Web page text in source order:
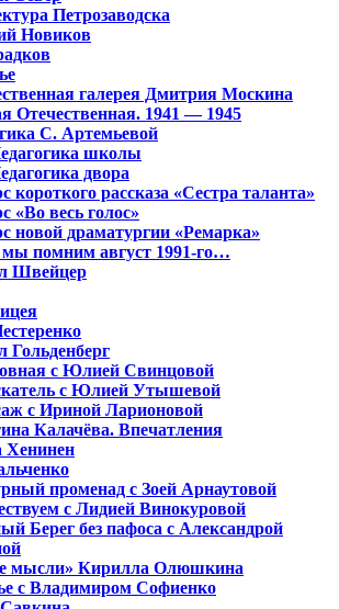
Петрозаводска
Новиков
галерея Дмитрия Москина
Отечественная. 1941 — 1945
С. Артемьевой
школы
двора
короткого рассказа «Сестра таланта»
«Во весь голос»
новой драматургии «Ремарка»
помним август 1991-го…
Швейцер
Гольденберг
с Юлией Свинцовой
с Юлией Утышевой
с Ириной Ларионовой
Калачёва. Впечатления
Хенинен
променад с Зоей Арнаутовой
с Лидией Винокуровой
Берег без пафоса с Александрой
мысли» Кирилла Олюшкина
с Владимиром Софиенко